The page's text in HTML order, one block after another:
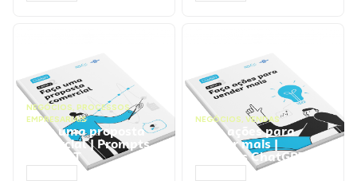
NEGÓCIOS, PROCESSOS
EMPRESARIAIS
Faça uma proposta
comercial | Prompts
ChatGPT
NEGÓCIOS, VENDAS
Faça ações para
vender mais |
Prompts ChatGPT